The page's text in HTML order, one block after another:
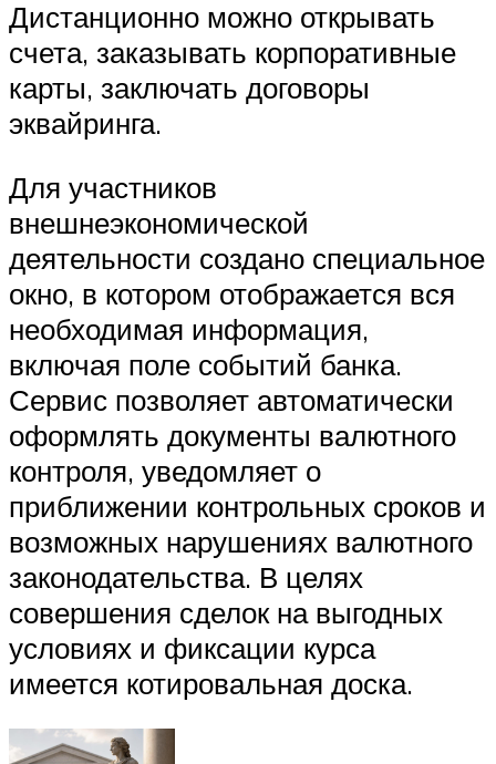
Дистанционно можно открывать
счета, заказывать корпоративные
карты, заключать договоры
эквайринга.
Для участников
внешнеэкономической
деятельности создано специальное
окно, в котором отображается вся
необходимая информация,
включая поле событий банка.
Сервис позволяет автоматически
оформлять документы валютного
контроля, уведомляет о
приближении контрольных сроков и
возможных нарушениях валютного
законодательства. В целях
совершения сделок на выгодных
условиях и фиксации курса
имеется котировальная доска.